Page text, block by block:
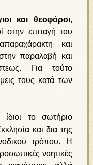
και θεοφόροι,
στην επιταγή του
και
παραλαβή και
Για τούτο
τους κατά των
το σωτήριο
και δια της
τρόπου. Η
νοητικές